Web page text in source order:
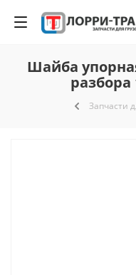
Шайба
разбора
Запчасти